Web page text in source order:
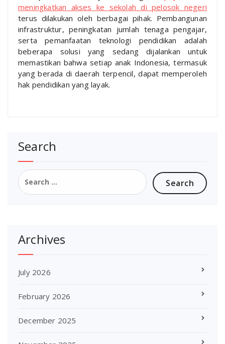
meningkatkan akses ke sekolah di pelosok negeri
terus dilakukan oleh berbagai pihak. Pembangunan
infrastruktur, peningkatan jumlah tenaga pengajar,
serta pemanfaatan teknologi pendidikan adalah
beberapa solusi yang sedang dijalankan untuk
memastikan bahwa setiap anak Indonesia, termasuk
yang berada di daerah terpencil, dapat memperoleh
hak pendidikan yang layak.
Search
Search
for:
Archives
July 2026
February 2026
December 2025